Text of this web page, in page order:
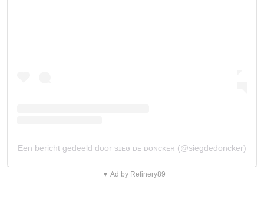
Een bericht gedeeld door sɪᴇɢ ᴅᴇ ᴅᴏɴᴄᴋᴇʀ (@siegdedoncker)
▼ Ad by Refinery89